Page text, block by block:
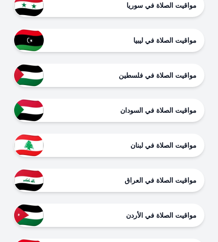
مواقيت الصلاة في سوريا
مواقيت الصلاة في ليبيا
مواقيت الصلاة في فلسطين
مواقيت الصلاة في السودان
مواقيت الصلاة في لبنان
مواقيت الصلاة في العراق
مواقيت الصلاة في الأردن